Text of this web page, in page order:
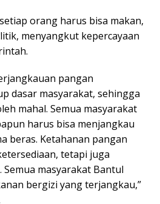
orang harus bisa makan,
menyangkut kepercayaan
pangan
dasar masyarakat, sehingga
mahal. Semua masyarakat
harus bisa menjangkau
beras. Ketahanan pangan
tetapi juga
masyarakat Bantul
bergizi yang terjangkau,”